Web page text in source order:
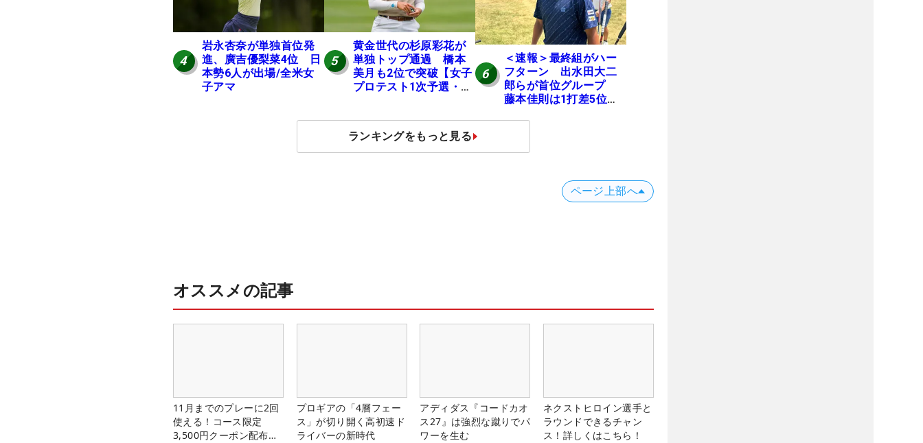
4
岩永杏奈が単独首位発
進、廣吉優梨菜4位 日
本勢6人が出場/全米女
子アマ
5
黄金世代の杉原彩花が
単独トップ通過 橋本
美月も2位で突破【女子
プロテスト1次予選・E
6
＜速報＞最終組がハー
フターン 出水田大二
郎らが首位グループ
藤本佳則は1打差5位
ランキングをもっと見る
ページ上部へ
オススメの記事
11月までのプレーに2回
使える！コース限定
3,500円クーポン配布
プロギアの「4層フェー
ス」が切り開く高初速ド
ライバーの新時代
アディダス『コードカオ
ス27』は強烈な蹴りでパ
ワーを生む
ネクストヒロイン選手と
ラウンドできるチャン
ス！詳しくはこちら！